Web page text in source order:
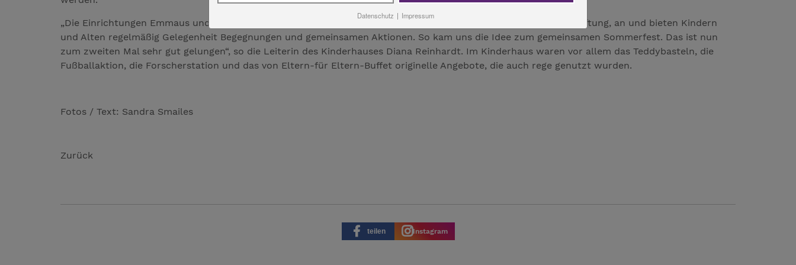
„Die Einrichtungen Emmaus und Gottesschutz liegen eng beieinander, gehören demselben Träger, der Diakoniestiftung, an und bieten Kindern
und Alten regelmäßig Gelegenheit Begegnungen und gemeinsamen Aktionen. So kam uns die Idee zum gemeinsamen Sommerfest. Das ist nun
zum zweiten Mal sehr gut gelungen“, so die Leiterin des Kinderhauses Diana Reinhardt. Im Kinderhaus waren vor allem das Teddybasteln, die
Fußballaktion, die Forscherstation und das von Eltern-für Eltern-Buffet originelle Angebote, die auch rege genutzt wurden.
Fotos / Text: Sandra Smailes
Zurück
teilen Instagram
Datenschutz | Impressum